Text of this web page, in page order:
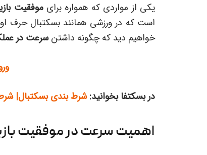
یکی از مواردی که همواره برای موفقیت
است که در ورزشی همانند بسکتبال حرف
خواهیم دید که چگونه داشتنسرعت در
در بسکتفا بخوانید:شرط بندی بسکتبال|
اهمیت سرعت در موفقیت